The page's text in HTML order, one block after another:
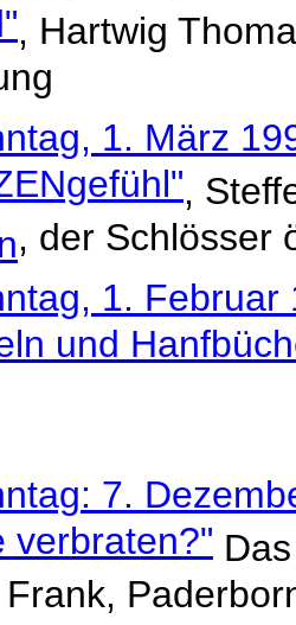
, Hartwig
1. März
,
, der Schlösser
1. Februar
und
7.
verbraten?"